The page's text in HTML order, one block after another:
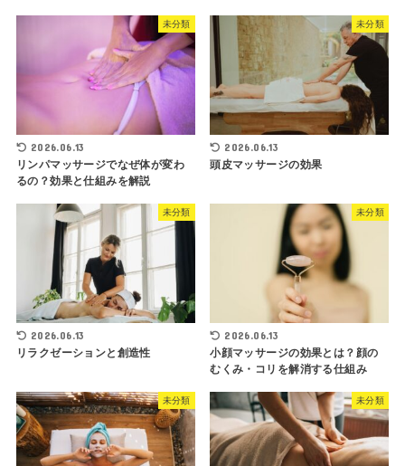
未分類
2026.06.13
リンパマッサージでなぜ体が変わ
るの？効果と仕組みを解説
未分類
2026.06.13
頭皮マッサージの効果
未分類
2026.06.13
リラクゼーションと創造性
未分類
2026.06.13
小顔マッサージの効果とは？顔の
むくみ・コリを解消する仕組み
未分類 未分類